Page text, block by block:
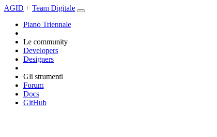
AGID + Team Digitale
Piano Triennale
Le community
Developers
Designers
Gli strumenti
Forum
Docs
GitHub